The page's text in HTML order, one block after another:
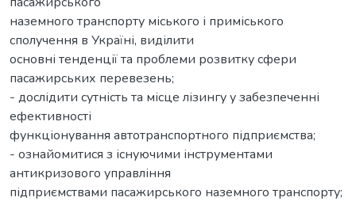
наземного транспорту міського і приміського
сполучення в Україні, виділити
основні тенденції та проблеми розвитку сфери
пасажирських перевезень;
- дослідити сутність та місце лізингу у забезпеченні
ефективності
функціонування автотранспортного підприємства;
- ознайомитися з існуючими інструментами
антикризового управління
підприємствами пасажирського наземного транспорту;